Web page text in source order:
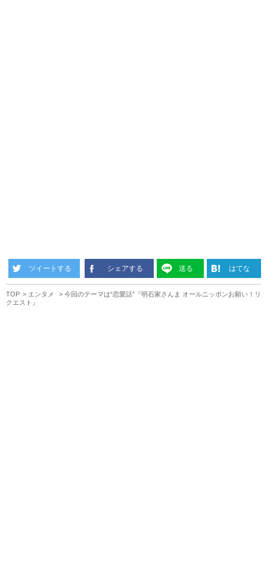
ツイートする シェアする 送る はてな
TOP エンタメ
今回のテーマは“恋愛話”『明石家さんま オールニッポンお願い！リ
クエスト』